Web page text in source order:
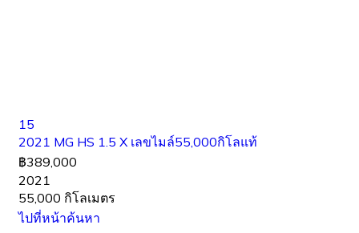
15
2021 MG HS 1.5 X เลขไมล์55,000กิโลแท้
฿389,000
2021
55,000 กิโลเมตร
ไปที่หน้าค้นหา